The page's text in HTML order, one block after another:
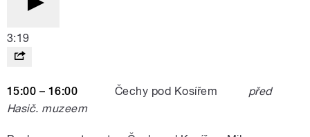
3:19
15:00 – 16:00 Čechy pod Kosířem před
Hasič. muzeem